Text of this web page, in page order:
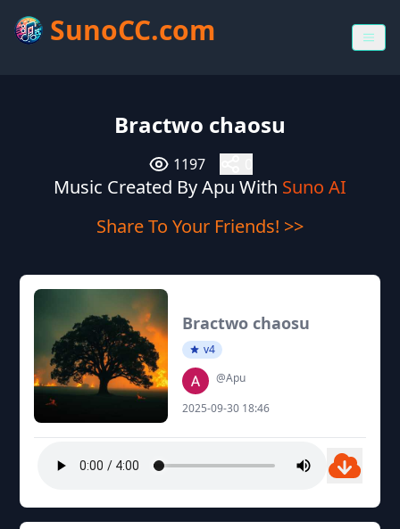
SunoCC.com
Bractwo chaosu
1197
Music Created By Apu With Suno AI
Share To Your Friends! >>
Bractwo chaosu
v4
@Apu
2025-09-30 18:46